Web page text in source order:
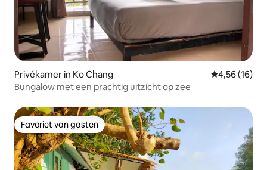
Privékamer in Ko Chang Gemiddelde
4,56 (16)
Bungalow met een prachtig uitzicht op zee
Favoriet van gasten
Favoriet van gasten